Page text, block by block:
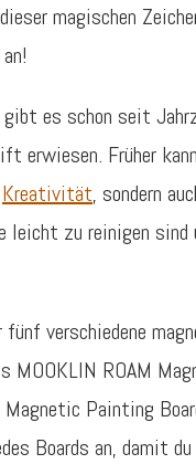
magischen
es schon seit
erwiesen. Früher
Kreativität, sondern
zu reinigen sind
verschiedene
MOOKLIN ROAM
Magnetic Painting
Boards an, damit